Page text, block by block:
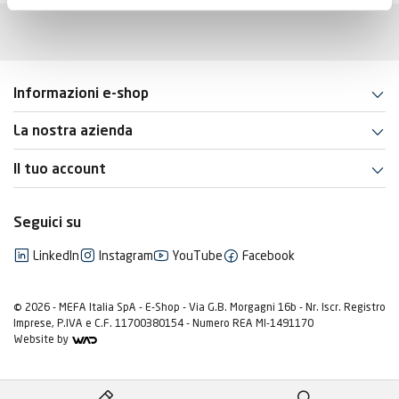
Informazioni e-shop
La nostra azienda
Il tuo account
Seguici su
LinkedIn Instagram YouTube Facebook
© 2026 - MEFA Italia SpA - E-Shop - Via G.B. Morgagni 16b - Nr. Iscr. Registro
Imprese, P.IVA e C.F. 11700380154 - Numero REA MI-1491170
Website by